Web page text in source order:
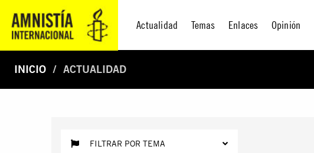
Actualidad Temas Enlaces Opinión
INICIO ACTUALIDAD
FILTRAR POR TEMA